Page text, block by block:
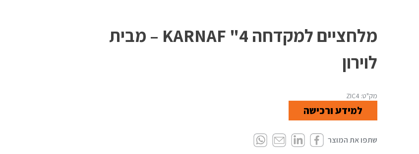
מלחציים למקדחה 4" KARNAF – מבית
לוירון
מק"ט: ZIC4
למידע ורכישה